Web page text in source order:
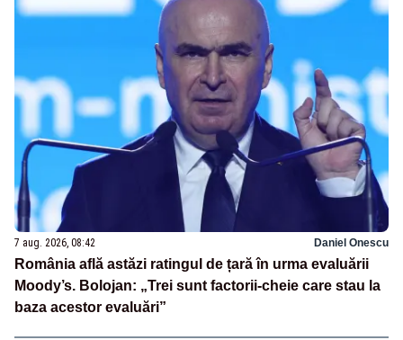
7 aug. 2026, 08:42 Daniel Onescu
România află astăzi ratingul de țară în urma evaluării
Moody’s. Bolojan: „Trei sunt factorii-cheie care stau la
baza acestor evaluări”